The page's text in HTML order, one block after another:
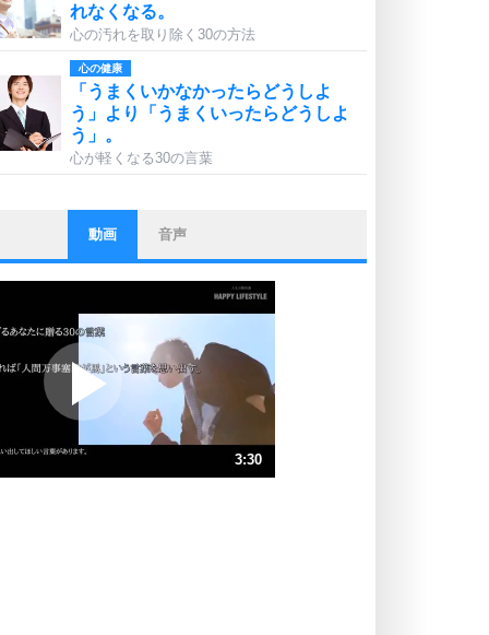
れなくなる。
心の汚れを取り除く30の方法
心の健康
「うまくいかなかったらどうしよ
う」より「うまくいったらどうしよ
う」。
心が軽くなる30の言葉
ストレス対策
他人と比べない。
いっそのこと、他人を見ない。
プラス思考
ポジティブになれない原因は、行動
しないから。
ポジティブ思考になる30の方法
ストレス対策
動画 音声
3:30